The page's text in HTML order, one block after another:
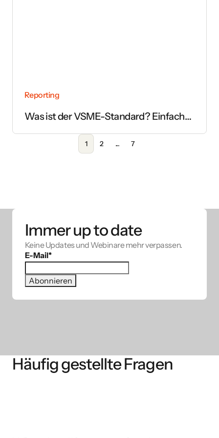
Reporting
Was ist der VSME-Standard? Einfach
1 2 ... 7
Immer up to date
Keine Updates und Webinare mehr verpassen.
E-Mail*
Häufig gestellte Fragen